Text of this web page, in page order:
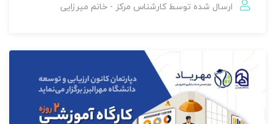
ارسال شده توسطکارشناس مرکز - خانم میرزایی